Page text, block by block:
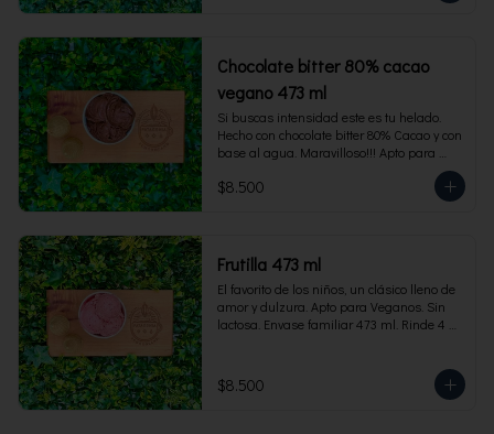
Chocolate bitter 80% cacao
vegano 473 ml
Si buscas intensidad este es tu helado.
Hecho con chocolate bitter 80% Cacao y con
base al agua. Maravilloso!!! Apto para
veganos. Envase familiar 473 ml, rinde 4
porciones
$8.500
Frutilla 473 ml
El favorito de los niños, un clásico lleno de
amor y dulzura. Apto para Veganos. Sin
lactosa. Envase familiar 473 ml. Rinde 4
$8.500